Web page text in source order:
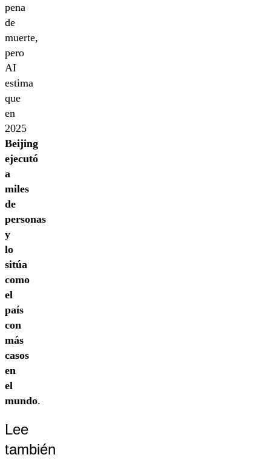
pena
de
muerte,
pero
AI
estima
que
en
2025
Beijing
ejecutó
a
miles
de
personas
y
lo
sitúa
como
el
país
con
más
casos
en
el
mundo.
Lee
también